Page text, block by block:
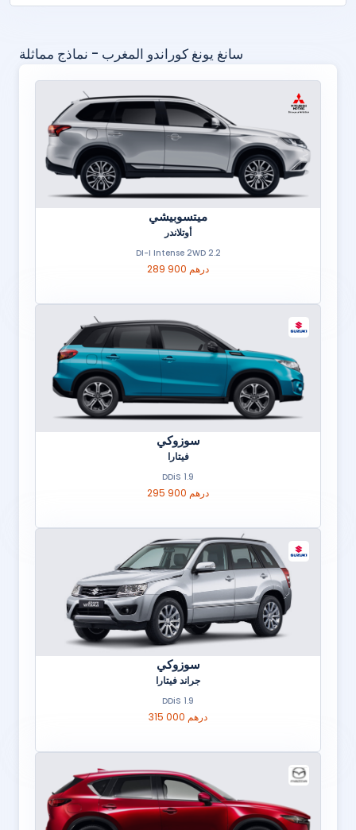
سانغ يونغ كوراندو المغرب - نماذج مماثلة
ميتسوبيشي
أوتلاندر
2.2 DI-I Intense 2WD
289 900 درهم
سوزوكي
فيتارا
1.9 DDiS
295 900 درهم
سوزوكي
جراند فيتارا
1.9 DDiS
315 000 درهم